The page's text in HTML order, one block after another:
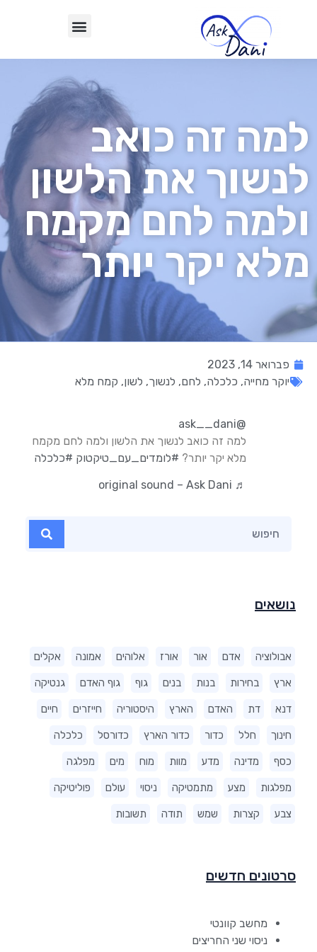
למה זה כואב
לנשוך את הלשון
ולמה לחם מקמח
מלא יקר יותר
נושאים
אבולוציה אדם אור אורז אלוהים אמונה אקלים
ארץ בחירות בנות בנים גוף גוף האדם גנטיקה
דנא דת האדם הארץ היסטוריה חייזרים חיים
חינוך חלל כדור כדור הארץ כדורסל כלכלה
כסף מדינה מדע מוות מוח מים מפלגה
מפלגות מצע מתמטיקה ניסוי עולם פוליטיקה
צבע קצרות שמש תודה תשובות
סרטונים חדשים
מחשב קוונטי
ניסוי שני החריצים
פברואר 14, 2023
יוקר מחייה, כלכלה, לחם, לנשוך, לשון, קמח מלא
@ask__dani
למה זה כואב לנשוך את הלשון ולמה לחם מקמח
מלא יקר יותר? #לומדים_עם_טיקטוק #כלכלה
♬ original sound – Ask Dani